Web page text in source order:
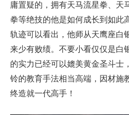
庸置疑的，拥有天马流星拳、天
拳等绝技的他是如何成长到如此
轨迹可以看出，他师从天鹰座白
来少有败绩。不要小看仅仅是白
的实力已经可以媲美黄金圣斗士
铃的教育手法相当高端，因材施
终造就一代高手！